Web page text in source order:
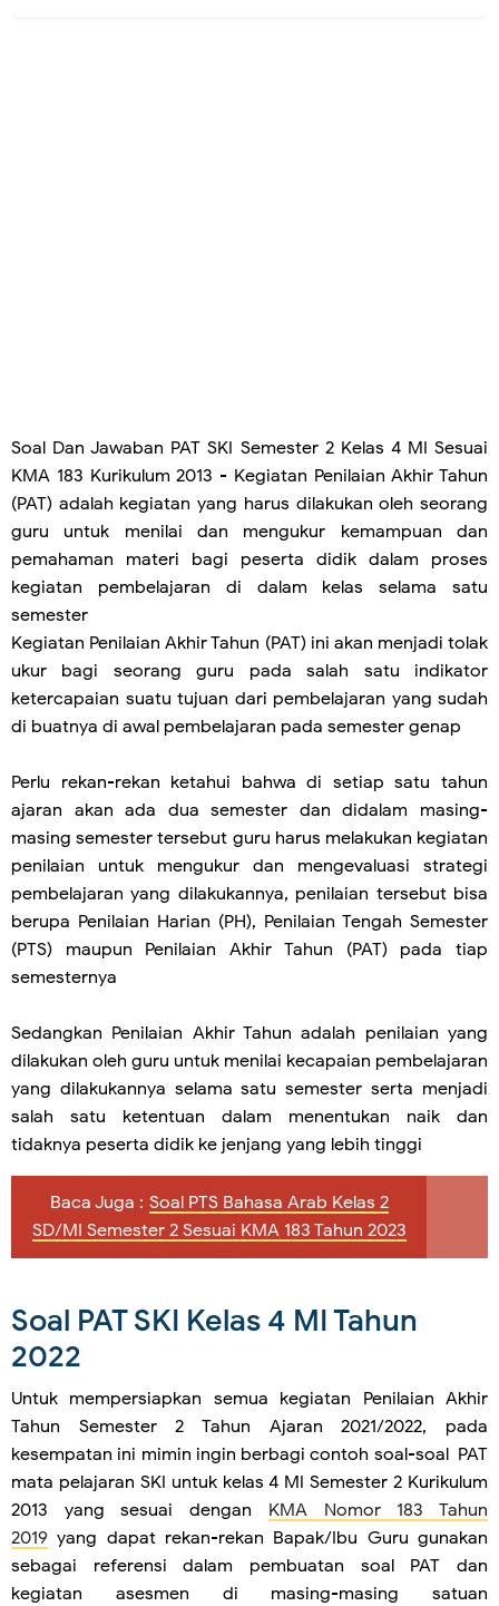
Soal Dan Jawaban PAT SKI Semester 2 Kelas 4 MI Sesuai
KMA 183 Kurikulum 2013 - Kegiatan Penilaian Akhir Tahun
(PAT) adalah kegiatan yang harus dilakukan oleh seorang
guru untuk menilai dan mengukur kemampuan dan
pemahaman materi bagi peserta didik dalam proses
kegiatan pembelajaran di dalam kelas selama satu
semester
Kegiatan Penilaian Akhir Tahun (PAT) ini akan menjadi tolak
ukur bagi seorang guru pada salah satu indikator
ketercapaian suatu tujuan dari pembelajaran yang sudah
di buatnya di awal pembelajaran pada semester genap
Perlu rekan-rekan ketahui bahwa di setiap satu tahun
ajaran akan ada dua semester dan didalam masing-
masing semester tersebut guru harus melakukan kegiatan
penilaian untuk mengukur dan mengevaluasi strategi
pembelajaran yang dilakukannya, penilaian tersebut bisa
berupa Penilaian Harian (PH), Penilaian Tengah Semester
(PTS) maupun Penilaian Akhir Tahun (PAT) pada tiap
semesternya
Sedangkan Penilaian Akhir Tahun adalah penilaian yang
dilakukan oleh guru untuk menilai kecapaian pembelajaran
yang dilakukannya selama satu semester serta menjadi
salah satu ketentuan dalam menentukan naik dan
tidaknya peserta didik ke jenjang yang lebih tinggi
Baca Juga : Soal PTS Bahasa Arab Kelas 2
SD/MI Semester 2 Sesuai KMA 183 Tahun 2023
Soal PAT SKI Kelas 4 MI Tahun
2022
Untuk mempersiapkan semua kegiatan Penilaian Akhir
Tahun Semester 2 Tahun Ajaran 2021/2022, pada
kesempatan ini mimin ingin berbagi contoh soal-soal PAT
mata pelajaran SKI untuk kelas 4 MI Semester 2 Kurikulum
2013 yang sesuai dengan KMA Nomor 183 Tahun
2019 yang dapat rekan-rekan Bapak/Ibu Guru gunakan
sebagai referensi dalam pembuatan soal PAT dan
kegiatan asesmen di masing-masing satuan